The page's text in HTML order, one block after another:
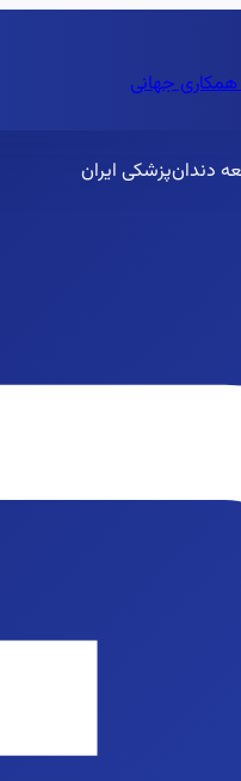
همکاری جهانی
دندان‌پزشکی ایران